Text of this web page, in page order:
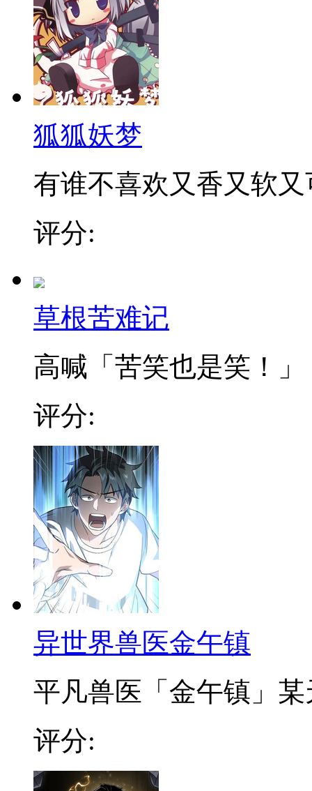
狐狐妖梦
有谁不喜欢又香又软又
评分:
草根苦难记
高喊「苦笑也是笑！」
评分:
异世界兽医金午镇
平凡兽医「金午镇」某
评分: